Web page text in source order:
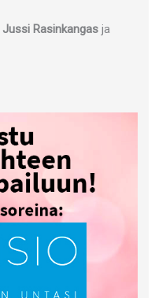
Jussi Rasinkangas ja